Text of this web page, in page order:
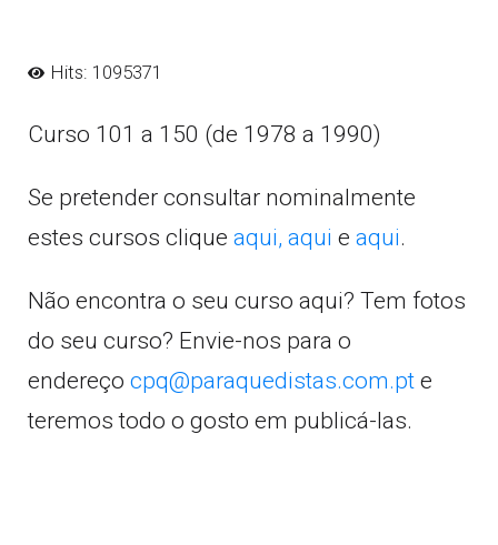
Hits: 1095371
Curso 101 a 150 (de 1978 a 1990)
Se pretender consultar nominalmente
estes cursos clique aqui, aqui e aqui.
Não encontra o seu curso aqui? Tem fotos
do seu curso? Envie-nos para o
endereço cpq@paraquedistas.com.pt e
teremos todo o gosto em publicá-las.